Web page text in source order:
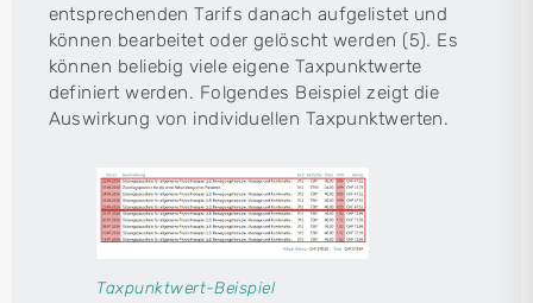
entsprechenden Tarifs danach aufgelistet und
können bearbeitet oder gelöscht werden (5). Es
können beliebig viele eigene Taxpunktwerte
definiert werden. Folgendes Beispiel zeigt die
Auswirkung von individuellen Taxpunktwerten.
Taxpunktwert-Beispiel